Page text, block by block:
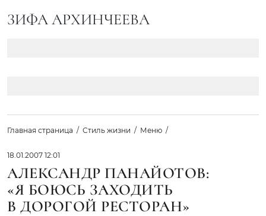
ЗИФА АРХИНЧЕЕВА
Главная страница Стиль жизни Меню
18.01.2007 12:01
АЛЕКСАНДР ПАНАЙОТОВ:
«Я БОЮСЬ ЗАХОДИТЬ
В ДОРОГОЙ РЕСТОРАН»